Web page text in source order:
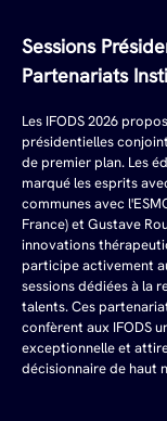
Sessions
Partenariats
Les IFODS 2026
présidentielles
de premier plan. Les
marqué les esprits
communes avec
France) et Gustave
innovations
participe activement
sessions dédiées à la
talents. Ces
confèrent aux IFODS
exceptionnelle et
décisionnaire de haut